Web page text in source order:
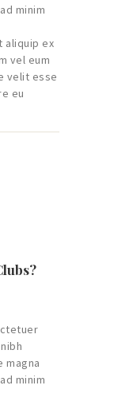
minim
aliquip ex
vel eum
velit esse
eu
magna
minim